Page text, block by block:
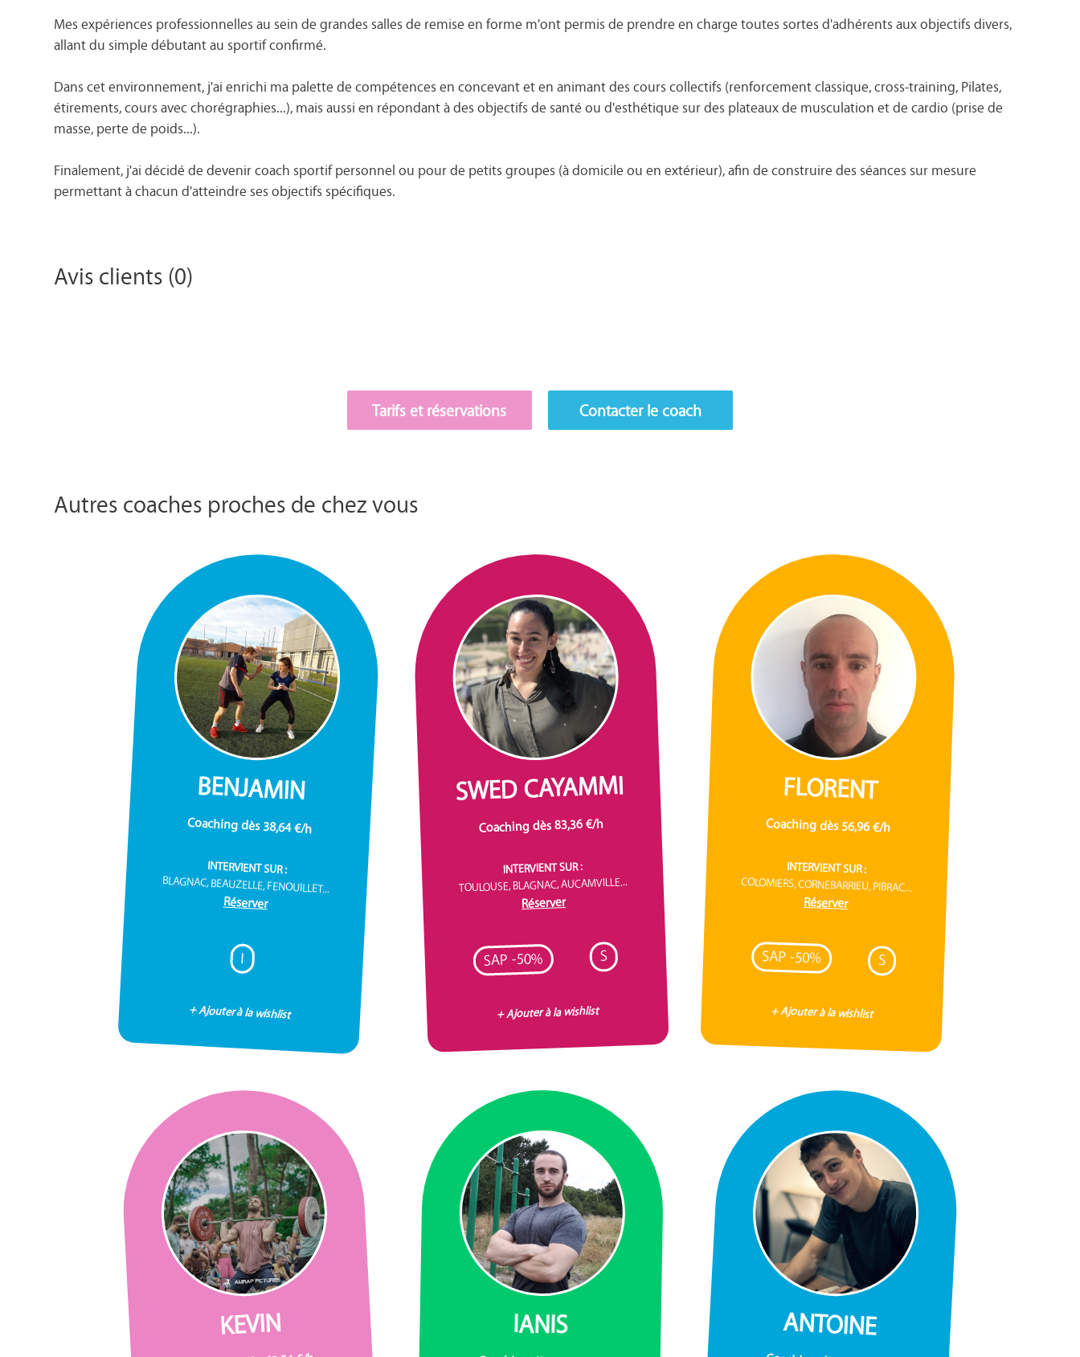
Mes expériences professionnelles au sein de grandes salles de remise en forme m'ont permis de prendre en charge toutes sortes d'adhérents aux objectifs divers,
allant du simple débutant au sportif confirmé.
Dans cet environnement, j'ai enrichi ma palette de compétences en concevant et en animant des cours collectifs (renforcement classique, cross-training, Pilates,
étirements, cours avec chorégraphies...), mais aussi en répondant à des objectifs de santé ou d'esthétique sur des plateaux de musculation et de cardio (prise de
masse, perte de poids...).
Finalement, j'ai décidé de devenir coach sportif personnel ou pour de petits groupes (à domicile ou en extérieur), afin de construire des séances sur mesure
permettant à chacun d'atteindre ses objectifs spécifiques.
Avis clients (0)
Tarifs et réservations Contacter le coach
Autres coaches proches de chez vous
BENJAMIN
Coaching dès 38,64 €/h
INTERVIENT SUR :
BLAGNAC, BEAUZELLE, FENOUILLET...
Réserver
I
+ Ajouter à la wishlist
SWED CAYAMMI
Coaching dès 83,36 €/h
INTERVIENT SUR :
TOULOUSE, BLAGNAC, AUCAMVILLE...
Réserver
SAP -50% S
+ Ajouter à la wishlist
FLORENT
Coaching dès 56,96 €/h
INTERVIENT SUR :
COLOMIERS, CORNEBARRIEU, PIBRAC...
Réserver
SAP -50% S
+ Ajouter à la wishlist
KEVIN IANIS ANTOINE